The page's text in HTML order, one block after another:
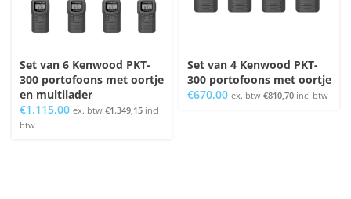
Set van 6 Kenwood PKT-
300 portofoons met oortje
en multilader
€1.115,00 ex. btw €1.349,15 incl
btw
Set van 4 Kenwood PKT-
300 portofoons met oortje
€670,00 ex. btw €810,70 incl btw